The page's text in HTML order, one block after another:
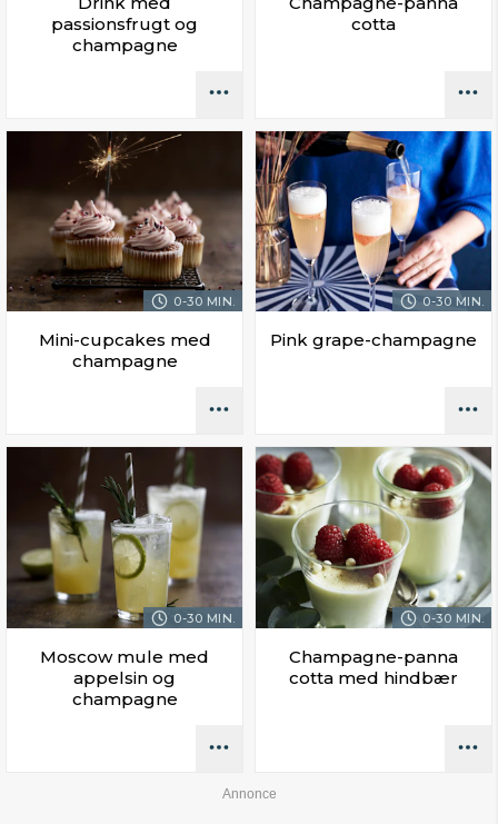
passionsfrugt og
champagne
cotta
0-30 MIN.
Mini-cupcakes med
champagne
0-30 MIN.
Pink grape-champagne
0-30 MIN.
Moscow mule med
appelsin og
champagne
0-30 MIN.
Champagne-panna
cotta med hindbær